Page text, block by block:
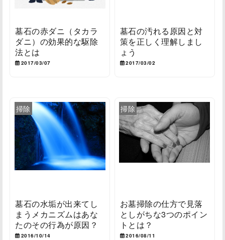
墓石の赤ダニ（タカラ
ダニ）の効果的な駆除
法とは
2017/03/07
墓石の汚れる原因と対
策を正しく理解しまし
ょう
2017/03/02
掃除
墓石の水垢が出来てし
まうメカニズムはあな
たのその行為が原因？
2016/10/14
掃除
お墓掃除の仕方で見落
としがちな3つのポイン
トとは？
2016/08/11